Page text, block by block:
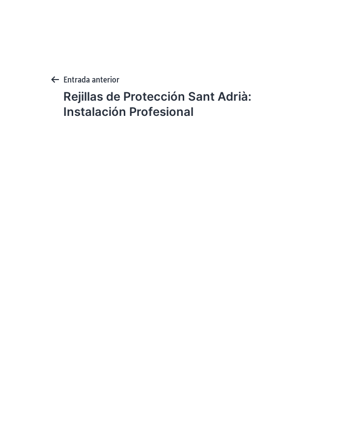
Entrada anterior
Rejillas de Protección Sant Adrià:
Instalación Profesional